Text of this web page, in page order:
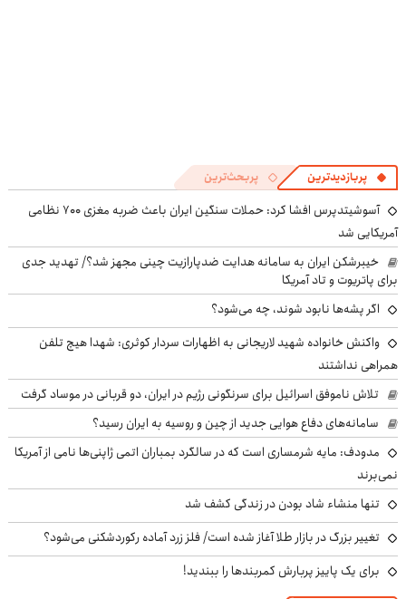
پربازدیدترین پربحث‌ترین
آسوشیتدپرس افشا کرد: حملات سنگین ایران باعث ضربه مغزی ۷۰۰ نظامی
آمریکایی شد
خیبرشکن ایران به سامانه هدایت ضدپارازیت چینی مجهز شد؟/ تهدید جدی
برای پاتریوت و تاد آمریکا
اگر پشه‌ها نابود شوند، چه می‌شود؟
واکنش خانواده شهید لاریجانی به اظهارات سردار کوثری: شهدا هیچ تلفن
همراهی نداشتند
تلاش ناموفق اسرائیل برای سرنگونی رژیم در ایران، دو قربانی در موساد گرفت
سامانه‌های دفاع هوایی جدید از چین و روسیه به ایران رسید؟
مدودف: مایه شرمساری است که در سالگرد بمباران اتمی ژاپنی‌ها نامی از آمریکا
نمی‌برند
تنها منشاء شاد بودن در زندگی کشف شد
تغییر بزرگ در بازار طلا آغاز شده است/ فلز زرد آماده رکوردشکنی می‌شود؟
برای یک پاییز پربارش کمربندها را ببندید!